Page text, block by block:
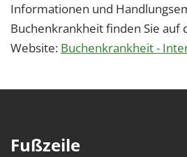
Informationen und
Buchenkrankheit finden Sie auf
Website: Buchenkrankheit -
Fußzeile